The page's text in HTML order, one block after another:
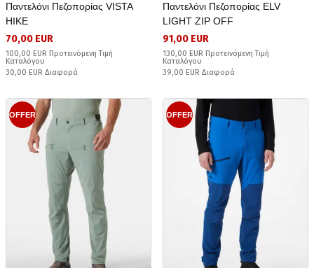
Παντελόνι Πεζοπορίας VISTA
HIKE
70,00 EUR
100,00 EUR Προτεινόμενη Τιμή
Καταλόγου
30,00 EUR Διαφορά
Παντελόνι Πεζοπορίας ELV
LIGHT ZIP OFF
91,00 EUR
130,00 EUR Προτεινόμενη Τιμή
Καταλόγου
39,00 EUR Διαφορά
OFFER OFFER